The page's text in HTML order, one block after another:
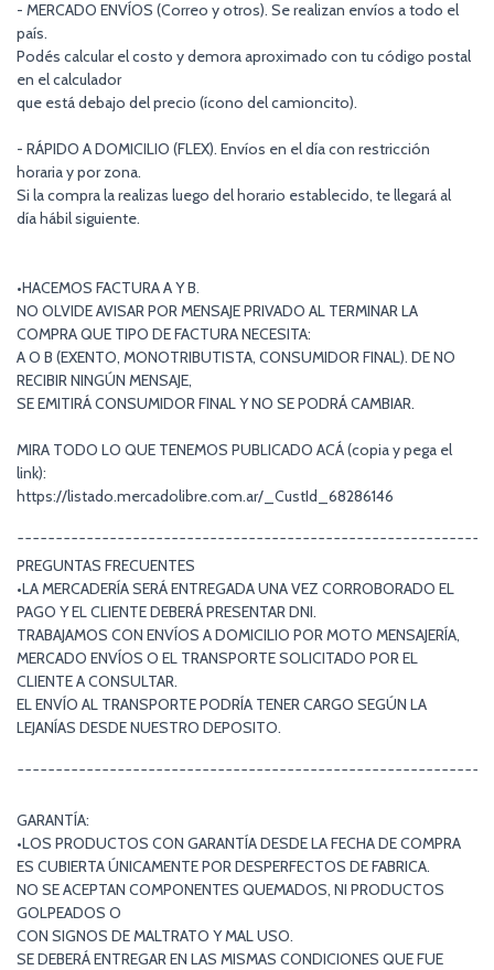
- MERCADO ENVÍOS (Correo y otros). Se realizan envíos a todo el
país.
Podés calcular el costo y demora aproximado con tu código postal
en el calculador
que está debajo del precio (ícono del camioncito).
- RÁPIDO A DOMICILIO (FLEX). Envíos en el día con restricción
horaria y por zona.
Si la compra la realizas luego del horario establecido, te llegará al
día hábil siguiente.
•HACEMOS FACTURA A Y B.
NO OLVIDE AVISAR POR MENSAJE PRIVADO AL TERMINAR LA
COMPRA QUE TIPO DE FACTURA NECESITA:
A O B (EXENTO, MONOTRIBUTISTA, CONSUMIDOR FINAL). DE NO
RECIBIR NINGÚN MENSAJE,
SE EMITIRÁ CONSUMIDOR FINAL Y NO SE PODRÁ CAMBIAR.
MIRA TODO LO QUE TENEMOS PUBLICADO ACÁ (copia y pega el
link):
https://listado.mercadolibre.com.ar/_CustId_68286146
PREGUNTAS FRECUENTES
•LA MERCADERÍA SERÁ ENTREGADA UNA VEZ CORROBORADO EL
PAGO Y EL CLIENTE DEBERÁ PRESENTAR DNI.
TRABAJAMOS CON ENVÍOS A DOMICILIO POR MOTO MENSAJERÍA,
MERCADO ENVÍOS O EL TRANSPORTE SOLICITADO POR EL
CLIENTE A CONSULTAR.
EL ENVÍO AL TRANSPORTE PODRÍA TENER CARGO SEGÚN LA
LEJANÍAS DESDE NUESTRO DEPOSITO.
GARANTÍA:
•LOS PRODUCTOS CON GARANTÍA DESDE LA FECHA DE COMPRA
ES CUBIERTA ÚNICAMENTE POR DESPERFECTOS DE FABRICA.
NO SE ACEPTAN COMPONENTES QUEMADOS, NI PRODUCTOS
GOLPEADOS O
CON SIGNOS DE MALTRATO Y MAL USO.
SE DEBERÁ ENTREGAR EN LAS MISMAS CONDICIONES QUE FUE